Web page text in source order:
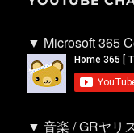
▼ Microsoft 365
▼ 音楽 / GRヤリ